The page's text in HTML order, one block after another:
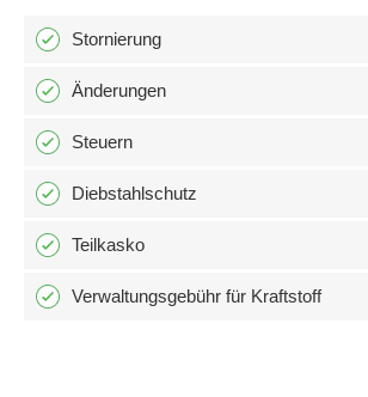
Stornierung
Änderungen
Steuern
Diebstahlschutz
Teilkasko
Verwaltungsgebühr für Kraftstoff